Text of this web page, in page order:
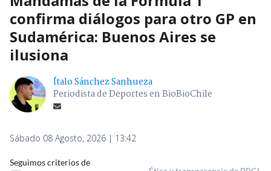
confirma diálogos para otro GP en
Sudamérica: Buenos Aires se
ilusiona
Ítalo Sánchez Sanhueza
Periodista de Deportes en BioBioChile
Sábado 08 Agosto, 2026 | 13:42
Seguimos criterios de